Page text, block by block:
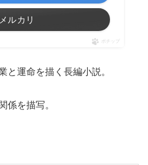
メルカリ
ポチップ
と運命を描く長編小説。
係を描写。